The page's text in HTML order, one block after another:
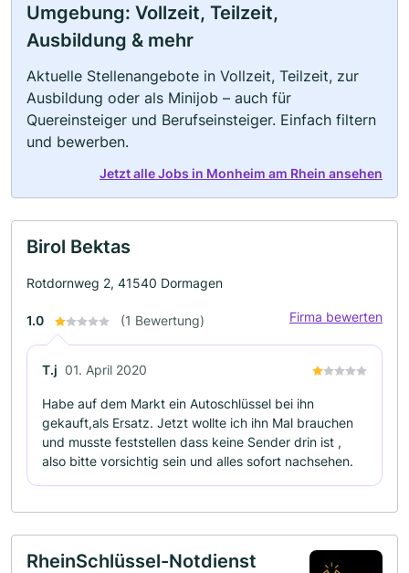
Umgebung: Vollzeit, Teilzeit,
Ausbildung & mehr
Aktuelle Stellenangebote in Vollzeit, Teilzeit, zur
Ausbildung oder als Minijob – auch für
Quereinsteiger und Berufseinsteiger. Einfach filtern
und bewerben.
Jetzt alle Jobs in Monheim am Rhein ansehen
Birol Bektas
Rotdornweg 2, 41540 Dormagen
1.0 (1 Bewertung) Firma bewerten
T.j 01. April 2020
Habe auf dem Markt ein Autoschlüssel bei ihn
gekauft,als Ersatz. Jetzt wollte ich ihn Mal brauchen
und musste feststellen dass keine Sender drin ist ,
also bitte vorsichtig sein und alles sofort nachsehen.
RheinSchlüssel-Notdienst